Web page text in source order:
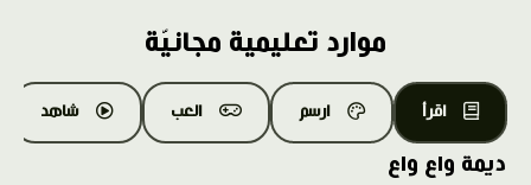
موارد تعليمية مجانيّة
اقرأ ارسم العب شاهد
ديمة واع واع